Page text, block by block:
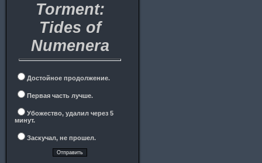
Torment:
Tides of
Numenera
Достойное продолжение.
Первая часть лучше.
Убожество, удалил через 5
минут.
Заскучал, не прошел.